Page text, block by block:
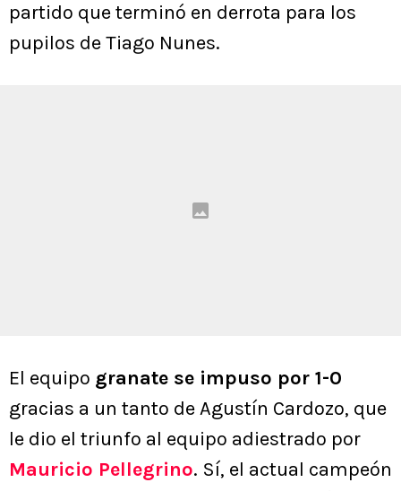
partido que terminó en derrota para los
pupilos de Tiago Nunes.
El equipo granate se impuso por 1-0
gracias a un tanto de Agustín Cardozo, que
le dio el triunfo al equipo adiestrado por
Mauricio Pellegrino. Sí, el actual campeón